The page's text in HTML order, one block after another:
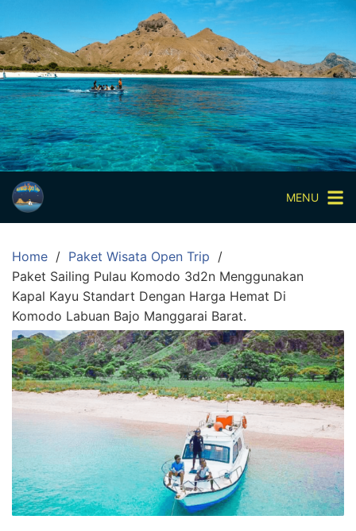
content
Paket
Wisata
Sharing
Trip
Komodo
Paket
Wisata
Open
Pulau
Komodo
Labuan
Bajo
3
Hari
2
Malam,
2
Hari
1
Malam
MENU
Home
Paket Wisata Open Trip
Paket Sailing Pulau Komodo 3d2n Menggunakan
Kapal Kayu Standart Dengan Harga Hemat Di
Komodo Labuan Bajo Manggarai Barat.